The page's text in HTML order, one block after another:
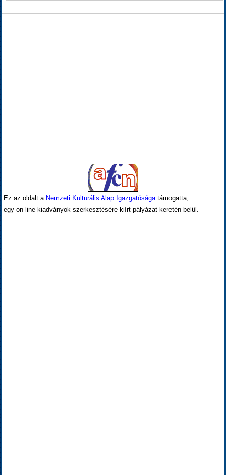
Ez az oldalt a Nemzeti Kulturális Alap Igazgatóságatámogatta,
egy on-line kiadványok szerkesztésére kiírt pályázat keretén belül.